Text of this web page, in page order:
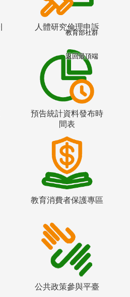
人體研究倫理申訴
預告統計資料發布時
間表
教育消費者保護專區
公共政策參與平臺
教育部社群
返回最頂端